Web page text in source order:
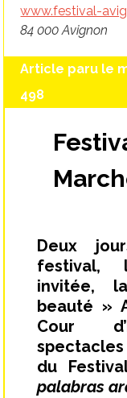
www.festival-
84 000 Avignon
Article paru le
498
Deux
festival,
invitée,
beauté »
Cour
spectacles
du
palabras